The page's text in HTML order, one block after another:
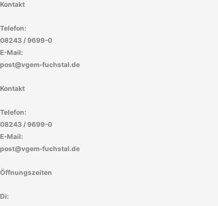
Kontakt
Telefon:
08243 / 9699-0
E-Mail:
post@vgem-fuchstal.de
Kontakt
Telefon:
08243 / 9699-0
E-Mail:
post@vgem-fuchstal.de
Öffnungszeiten
Di: